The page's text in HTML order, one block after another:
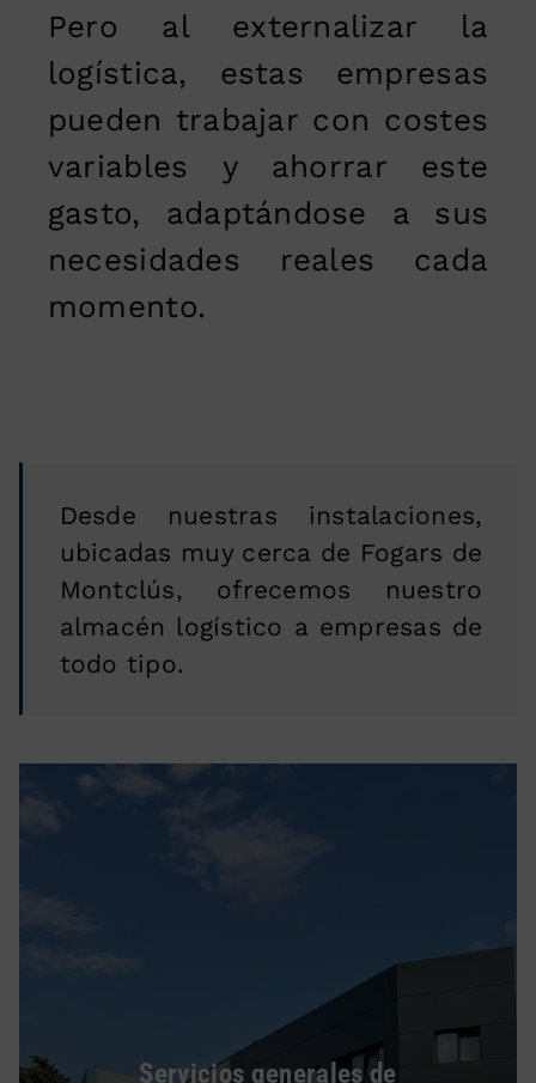
Pero al externalizar la
logística, estas empresas
pueden trabajar con costes
variables y ahorrar este
gasto, adaptándose a sus
necesidades reales cada
momento.
Desde nuestras instalaciones,
ubicadas muy cerca de Fogars de
Montclús, ofrecemos nuestro
almacén logístico a empresas de
todo tipo.
Servicios generales de